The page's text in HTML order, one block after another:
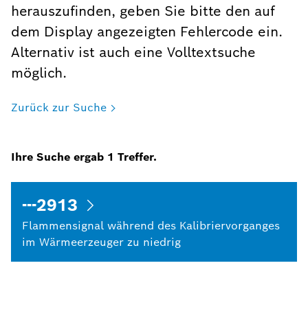
herauszufinden, geben Sie bitte den auf
dem Display angezeigten Fehlercode ein.
Alternativ ist auch eine Volltextsuche
möglich.
Zurück zur Suche
Ihre Suche ergab 1 Treffer.
---2913
Flammensignal während des Kalibriervorganges
im Wärmeerzeuger zu niedrig